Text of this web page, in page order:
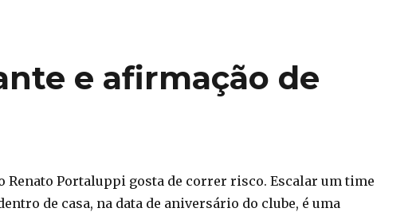
e afirmação de
Renato Portaluppi gosta de correr risco. Escalar um time
de casa, na data de aniversário do clube, é uma